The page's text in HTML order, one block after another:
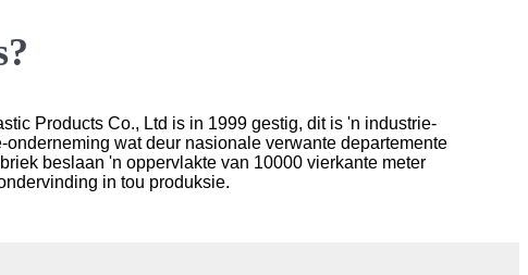
Products Co., Ltd is in 1999 gestig, dit is 'n industrie-
wat deur nasionale verwante departemente
beslaan 'n oppervlakte van 10000 vierkante meter
in tou produksie.